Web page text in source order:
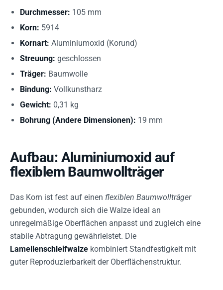
Durchmesser: 105 mm
Korn: 5914
Kornart: Aluminiumoxid (Korund)
Streuung: geschlossen
Träger: Baumwolle
Bindung: Vollkunstharz
Gewicht: 0,31 kg
Bohrung (Andere Dimensionen): 19 mm
Aufbau: Aluminiumoxid auf
flexiblem Baumwollträger
Das Korn ist fest auf einen flexiblen Baumwollträger
gebunden, wodurch sich die Walze ideal an
unregelmäßige Oberflächen anpasst und zugleich eine
stabile Abtragung gewährleistet. Die
Lamellenschleifwalze kombiniert Standfestigkeit mit
guter Reproduzierbarkeit der Oberflächenstruktur.